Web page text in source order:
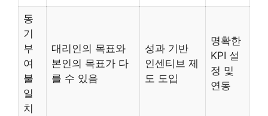
동
기
부
여
불
일
치
대리인의 목표와
본인의 목표가 다
를 수 있음
성과 기반
인센티브 제
도 도입
명확한
KPI 설
정 및
연동